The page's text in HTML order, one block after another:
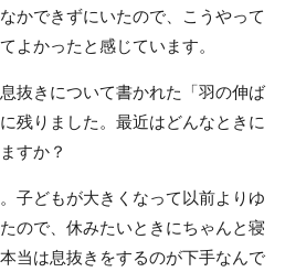
かできずにいたので、こうやって
よかったと感じています。
抜きについて書かれた「羽の伸ば
残りました。最近はどんなときに
すか？
子どもが大きくなって以前よりゆ
ので、休みたいときにちゃんと寝
当は息抜きをするのが下手なんで